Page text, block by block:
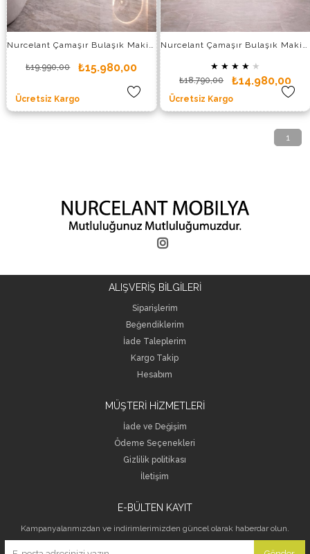
₺15.980,00
₺19.990,00
Ücretsiz Kargo
★ ★ ★ ★ ★
₺14.980,00
₺18.790,00
Ücretsiz Kargo
1
ALIŞVERİŞ BİLGİLERİ
Siparişlerim
Beğendiklerim
İade Taleplerim
Kargo Takip
Hesabım
MÜŞTERİ HİZMETLERİ
İade ve Değişim
Ödeme Seçenekleri
Gizlilik politikası
İletişim
E-BÜLTEN KAYIT
Kampanyalarımızdan ve indirimlerimizden güncel olarak haberdar olun.